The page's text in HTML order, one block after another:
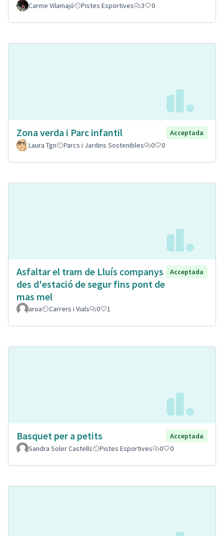
Carme Vilamajó Pistes Esportives 3 0
Zona verda i Parc infantil
Acceptada
Laura Tgn
Parcs i Jardins Sostenibles 0 0
Asfaltar el tram de Lluís companys
des d'estació de segur fins pont de
mas mel
Acceptada
aroa Carrers i Vials 0 1
Basquet per a petits
Acceptada
Sandra Soler Castells
Pistes Esportives 0 0